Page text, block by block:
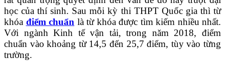
học của thí sinh. Sau mỗi kỳ thi THPT Quốc gia thì từ
khóa điểm chuẩn là từ khóa được tìm kiếm nhiều nhất.
Với ngành Kinh tế vận tải, trong năm 2018, điểm
chuẩn vào khoảng từ 14,5 đến 25,7 điểm, tùy vào từng
trường.